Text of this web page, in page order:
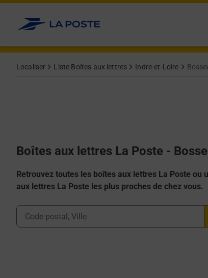
Allez au contenu
Localiser Liste Boîtes aux lettres Indre-et-Loire
Boîtes aux lettres La Poste -
Retrouvez toutes les boîtes aux lettres La Poste
aux lettres La Poste les plus proches de chez vous.
Ville, Département, Code Postal